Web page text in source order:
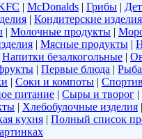
| McDonalds | Грибы |
| Кондитерские изделия
| Молочные продукты |
| Мясные продукты |
Напитки безалкогольные |
| Первые блюда |
| Соки и компоты |
питание | Сыры и творог |
| Хлебобулочные изделия |
кухня | Полный список